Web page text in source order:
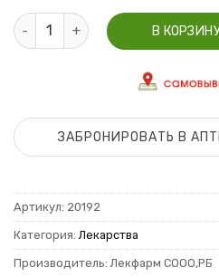
Количество Амброксол
В
ЗАБРОНИРОВАТЬ В
Артикул: 20192
Категория:Лекарства
Производитель: Лекфарм СООО,РБ